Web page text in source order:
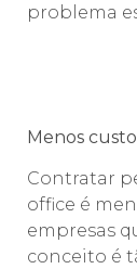
problema
Menos
Contratar
office é
empresas
conceito é